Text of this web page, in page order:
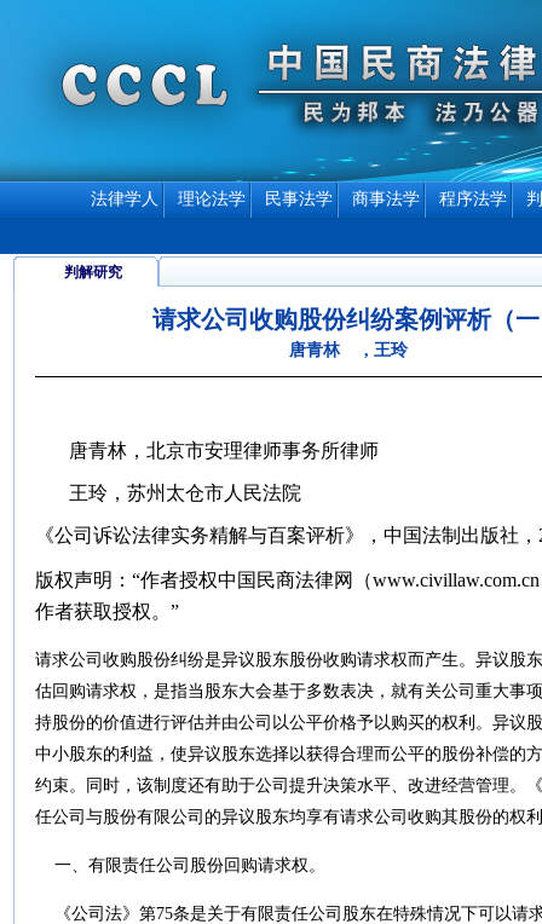
法律学人 理论法学 民事法学 商事法学 程序法学
判解研究
请求公司收购股份纠纷案例评析（
唐青林 , 王玲
唐青林，北京市安理律师事务所律师
王玲，苏州太仓市人民法院
《公司诉讼法律实务精解与百案评析》，中国法制出版社，
版权声明：“作者授权中国民商法律网（www.civillaw.com.cn
作者获取授权。”
请求公司收购股份纠纷是异议股东股份收购请求权而产生。异议股
估回购请求权，是指当股东大会基于多数表决，就有关公司重大事
持股份的价值进行评估并由公司以公平价格予以购买的权利。异议
中小股东的利益，使异议股东选择以获得合理而公平的股份补偿的
约束。同时，该制度还有助于公司提升决策水平、改进经营管理。
任公司与股份有限公司的异议股东均享有请求公司收购其股份的权
一、有限责任公司股份回购请求权。
《公司法》第75条是关于有限责任公司股东在特殊情况下可以请